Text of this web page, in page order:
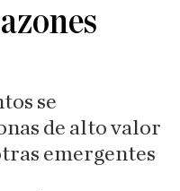
se
de alto valor
emergentes